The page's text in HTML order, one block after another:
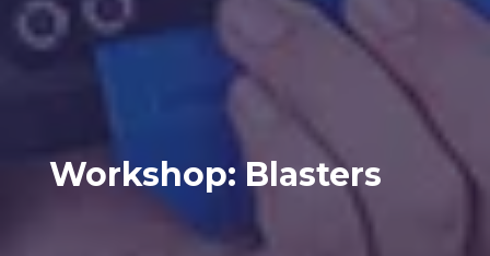
Workshop: Blasters